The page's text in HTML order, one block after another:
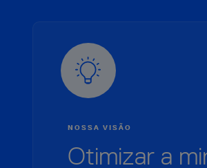
NOSSA VISÃO
Otimizar a